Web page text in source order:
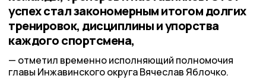
успех стал закономерным итогом долгих
тренировок, дисциплины и упорства
каждого спортсмена,
отметил временно исполняющий полномочия
главы Инжавинского округа Вячеслав Яблочко.